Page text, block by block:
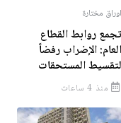
اوراق مختارة
تجمع روابط القطاع
العام: الإضراب رفضاً
لتقسيط المستحقات
منذ 4 ساعات